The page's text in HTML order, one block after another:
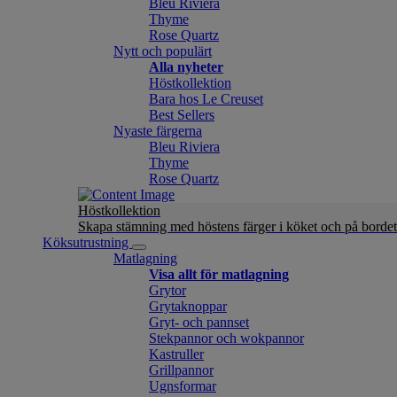
Bleu Riviera
Thyme
Rose Quartz
Nytt och populärt
Alla nyheter
Höstkollektion
Bara hos Le Creuset
Best Sellers
Nyaste färgerna
Bleu Riviera
Thyme
Rose Quartz
Höstkollektion
Skapa stämning med höstens färger i köket och på
Köksutrustning
Matlagning
Visa allt för matlagning
Grytor
Grytaknoppar
Gryt- och pannset
Stekpannor och wokpannor
Kastruller
Grillpannor
Ugnsformar